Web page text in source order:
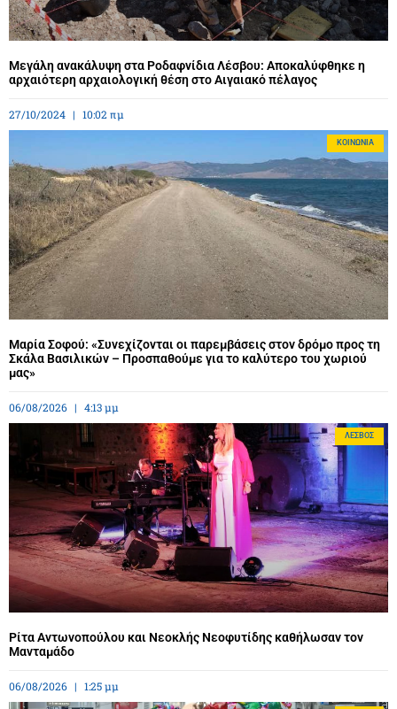
Μεγάλη ανακάλυψη στα Ροδαφνίδια Λέσβου: Αποκαλύφθηκε η
αρχαιότερη αρχαιολογική θέση στο Αιγαιακό πέλαγος
27/10/2024 10:02 πμ
ΚΟΙΝΩΝΊΑ
Μαρία Σοφού: «Συνεχίζονται οι παρεμβάσεις στον δρόμο προς τη
Σκάλα Βασιλικών – Προσπαθούμε για το καλύτερο του χωριού
μας»
06/08/2026 4:13 μμ
ΛΈΣΒΟΣ
Ρίτα Αντωνοπούλου και Νεοκλής Νεοφυτίδης καθήλωσαν τον
Μανταμάδο
06/08/2026 1:25 μμ